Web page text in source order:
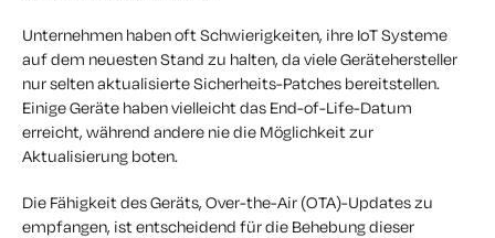
Unternehmen haben oft Schwierigkeiten, ihre IoT Systeme
auf dem neuesten Stand zu halten, da viele Gerätehersteller
nur selten aktualisierte Sicherheits-Patches bereitstellen.
Einige Geräte haben vielleicht das End-of-Life-Datum
erreicht, während andere nie die Möglichkeit zur
Aktualisierung boten.
Die Fähigkeit des Geräts, Over-the-Air (OTA)-Updates zu
empfangen, ist entscheidend für die Behebung dieser